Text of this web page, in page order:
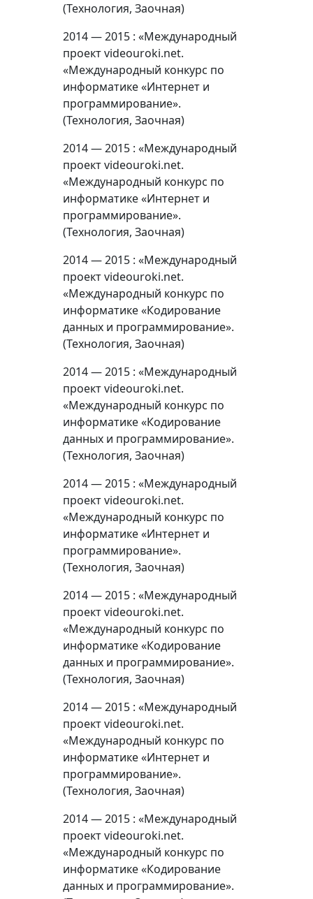
(Технология, Заочная)
2014 — 2015 : «Международный
проект videouroki.net.
«Международный конкурс по
информатике «Интернет и
программирование».
(Технология, Заочная)
2014 — 2015 : «Международный
проект videouroki.net.
«Международный конкурс по
информатике «Интернет и
программирование».
(Технология, Заочная)
2014 — 2015 : «Международный
проект videouroki.net.
«Международный конкурс по
информатике «Кодирование
данных и программирование».
(Технология, Заочная)
2014 — 2015 : «Международный
проект videouroki.net.
«Международный конкурс по
информатике «Кодирование
данных и программирование».
(Технология, Заочная)
2014 — 2015 : «Международный
проект videouroki.net.
«Международный конкурс по
информатике «Интернет и
программирование».
(Технология, Заочная)
2014 — 2015 : «Международный
проект videouroki.net.
«Международный конкурс по
информатике «Кодирование
данных и программирование».
(Технология, Заочная)
2014 — 2015 : «Международный
проект videouroki.net.
«Международный конкурс по
информатике «Интернет и
программирование».
(Технология, Заочная)
2014 — 2015 : «Международный
проект videouroki.net.
«Международный конкурс по
информатике «Кодирование
данных и программирование».